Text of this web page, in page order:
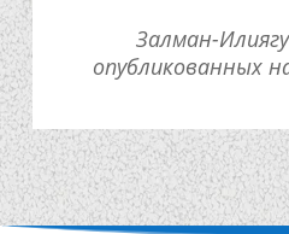
Залман-
опубликованных